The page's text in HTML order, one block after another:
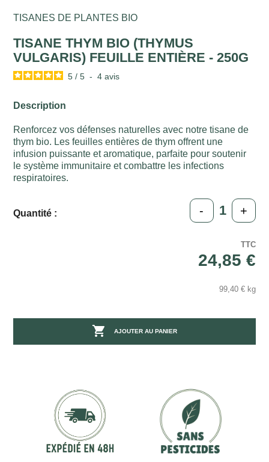
TISANES DE PLANTES BIO
TISANE THYM BIO (THYMUS
VULGARIS) FEUILLE ENTIÈRE - 250G
5 / 5 - 4avis
Description
Renforcez vos défenses naturelles avec notre tisane de
thym bio. Les feuilles entières de thym offrent une
infusion puissante et aromatique, parfaite pour soutenir
le système immunitaire et combattre les infections
respiratoires.
Quantité : - +
TTC
24,85 €
99,40 € kg
 AJOUTER AU PANIER